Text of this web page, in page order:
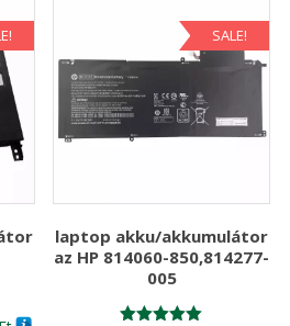
SALE!
laptop akku/akkumulátor
az HP 814060-850,814277-
005